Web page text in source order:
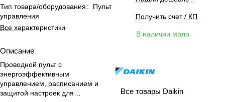
Тип товара/оборудования :
Пульт
управления
Все характеристики
Описание
Проводной пульт с
энергоэффективным
управлением, расписанием и
защитой настроек для
Получить счет / КП
В наличии мало
Все товары Daikin